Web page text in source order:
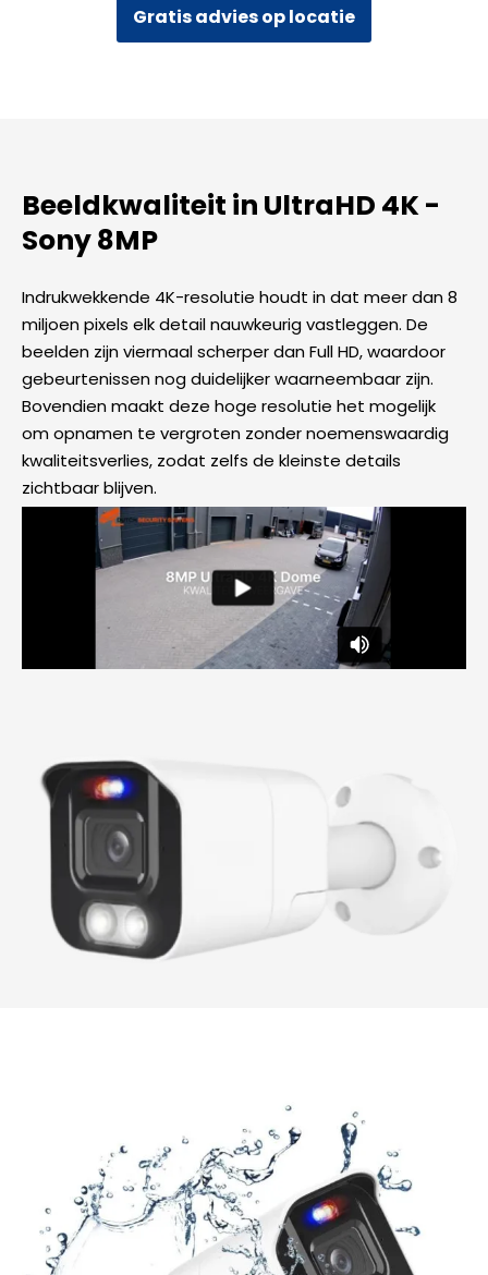
Gratis advies op locatie
Beeldkwaliteit in UltraHD 4K -
Sony 8MP​
Indrukwekkende 4K-resolutie houdt in dat meer dan 8
miljoen pixels elk detail nauwkeurig vastleggen. De
beelden zijn viermaal scherper dan Full HD, waardoor
gebeurtenissen nog duidelijker waarneembaar zijn.
Bovendien maakt deze hoge resolutie het mogelijk
om opnamen te vergroten zonder noemenswaardig
kwaliteitsverlies, zodat zelfs de kleinste details
zichtbaar blijven.